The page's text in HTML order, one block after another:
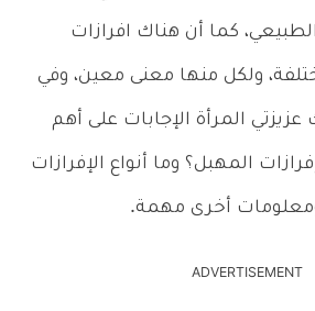
كما أن هناك افرازات
ولكل منها معنى معين، وفي
المرأة الإجابات على أهم
المهبل؟ وما أنواع الإفرازات
ومعلومات أخرى مهمة.
ADVERTISEMENT